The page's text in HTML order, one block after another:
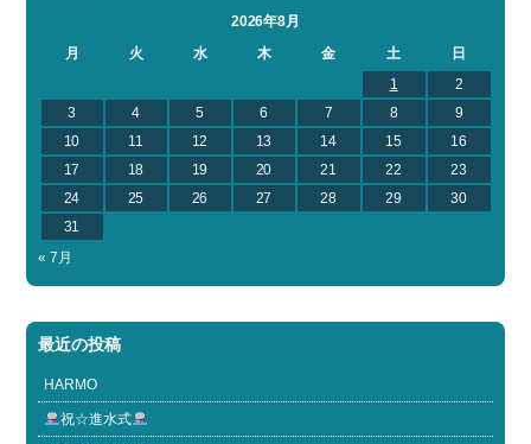
2026年8月
月
火 水 木 金 土
日
1
2
3
4 5 6 7 8
9
10
11 12 13 14 15
16
17
18 19 20 21 22
23
24
25 26 27 28 29
30
31
« 7月
最近の投稿
HARMO
祝☆進水式